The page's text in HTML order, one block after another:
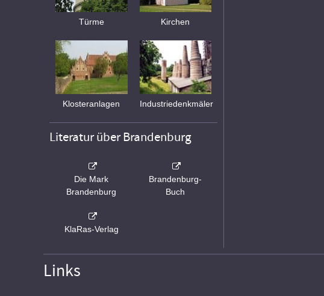
Türme Kirchen
Klosteranlagen Industriedenkmäler
Literatur über Brandenburg
Die Mark
Brandenburg
Brandenburg-
Buch
KlaRas-Verlag
Links